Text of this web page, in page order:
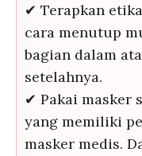
✔ Terapkan
cara menutup
bagian dalam
setelahnya.
✔ Pakai masker
yang memiliki
masker medis.